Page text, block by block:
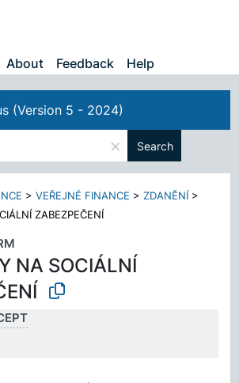
About Feedback Help
(Version 5 - 2024)
× Search
>VEŘEJNÉ FINANCE >ZDANĚNÍ >
ZABEZPEČENÍ
NA SOCIÁLNÍ